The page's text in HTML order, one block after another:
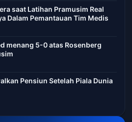
saat Latihan Pramusim Real
Dalam Pemantauan Tim Medis
menang 5-0 atas Rosenberg
Pensiun Setelah Piala Dunia